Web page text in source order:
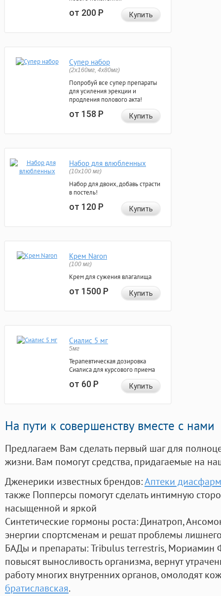
от 200Р Купить
Супер набор
(2х160мг, 4х80мг)
Попробуй все супер препараты
для усиления эрекции и
продления полового акта!
от 158Р Купить
Набор для влюбленных
(10х100 мг)
Набор для двоих, добавь страсти
в постель!
от 120Р Купить
Крем Naron
(100 мг)
Крем для сужения влагалища
от 1500Р Купить
Сиалис 5 мг
5мг
Терапевтическая дозировка
Сиалиса для курсового приема
от 60Р Купить
На пути к совершенству вместе с нами
Предлагаем Вам сделать первый шаг для
жизни. Вам помогут средства, придагаемые на
Дженерики известных брендов:Аптеки
также Попперсы помогут сделать интимную
насыщенной и яркой
Синтетические гормоны роста: Динатроп,
энергии спортсменам и решат проблемы
БАДы и препараты:Tribulus terrestris, Мориамин
повысят выносливость организма, вернут
работу многих внутренних органов, омолодят
братиславская.